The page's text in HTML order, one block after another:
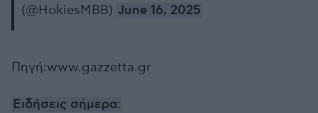
(@HokiesMBB) June 16, 2025
Πηγή:www.gazzetta.gr
Ειδήσεις σήμερα: